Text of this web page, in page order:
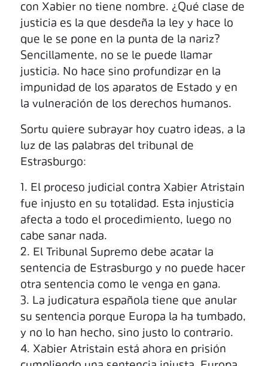
con Xabier no tiene nombre. ¿Qué clase de
justicia es la que desdeña la ley y hace lo
que le se pone en la punta de la nariz?
Sencillamente, no se le puede llamar
justicia. No hace sino profundizar en la
impunidad de los aparatos de Estado y en
la vulneración de los derechos humanos.
Sortu quiere subrayar hoy cuatro ideas, a la
luz de las palabras del tribunal de
Estrasburgo:
1. El proceso judicial contra Xabier Atristain
fue injusto en su totalidad. Esta injusticia
afecta a todo el procedimiento, luego no
cabe sanar nada.
2. El Tribunal Supremo debe acatar la
sentencia de Estrasburgo y no puede hacer
otra sentencia como le venga en gana.
3. La judicatura española tiene que anular
su sentencia porque Europa la ha tumbado,
y no lo han hecho, sino justo lo contrario.
4. Xabier Atristain está ahora en prisión